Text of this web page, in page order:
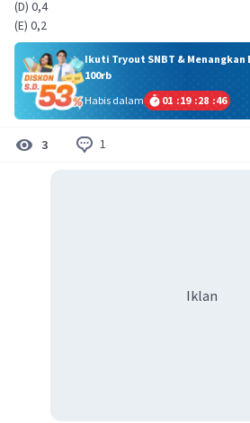
(D) 0,4
(E) 0,2
Ikuti Tryout SNBT & Menangkan
100rb
Habis dalam
01 :19 :28 :46
3 1
Iklan